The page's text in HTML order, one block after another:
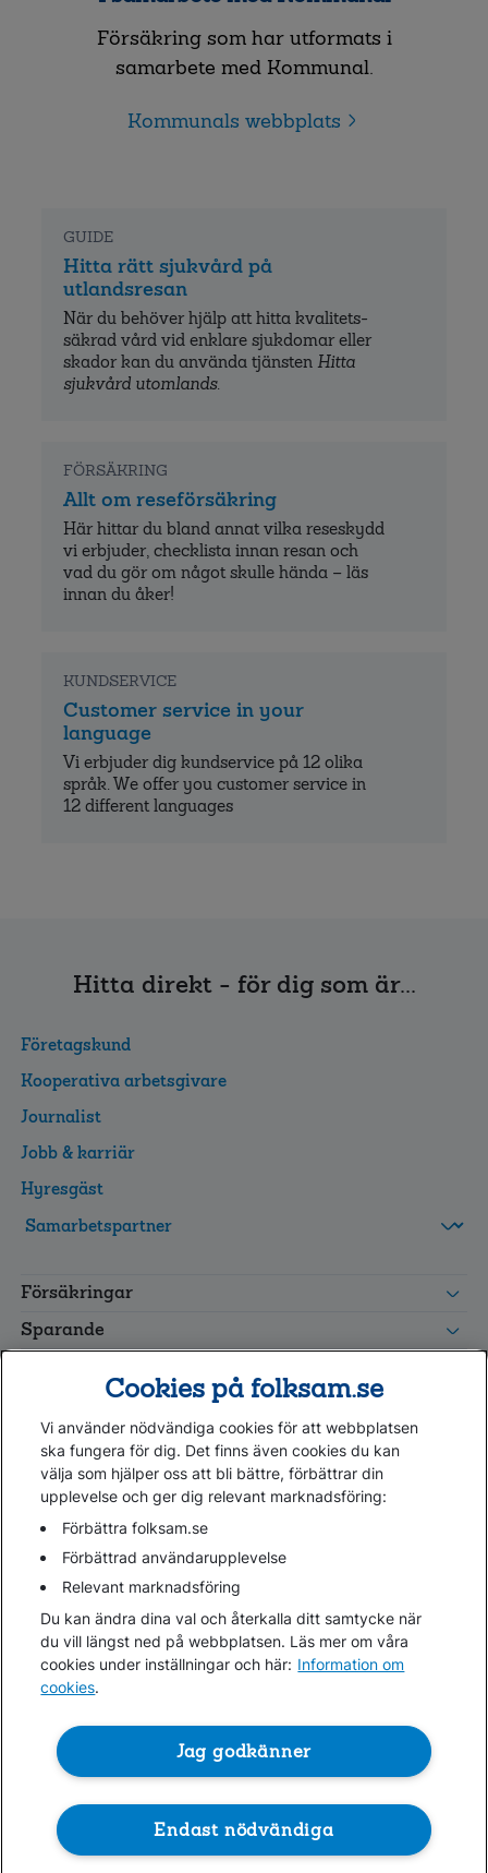
Försäkring som har utformats i
samarbete med Kommunal.
Kommunals webbplats
GUIDE
Hitta rätt sjukvård på
utlandsresan
När du behöver hjälp att hitta kvalitets­
säkrad vård vid enklare sjukdomar eller
skador kan du använda tjänsten Hitta
sjukvård utomlands.
FÖRSÄKRING
Allt om reseförsäkring
Här hittar du bland annat vilka reseskydd
vi erbjuder, checklista innan resan och
vad du gör om något skulle hända – läs
innan du åker!
KUNDSERVICE
Customer service in your
language
Vi erbjuder dig kundservice på 12 olika
språk. We offer you customer service in
12 different languages
Hitta direkt - för dig som är...
Företagskund
Kooperativa arbetsgivare
Journalist
Jobb & karriär
Hyresgäst
grupp
Leverantörswebb
Försäkringar
Sparande
Kundservice
Hjälp
Webbkarta
Cookies
Hantera cookies
Personuppgifter GDPR
Tillgänglighetsredogörelse
Om penningtvättslagen
Lättläst
Folksam ©
Cookies på folksam.se
Vi använder nödvändiga cookies för att webbplatsen
ska fungera för dig. Det finns även cookies du kan
välja som hjälper oss att bli bättre, förbättrar din
upplevelse och ger dig relevant marknadsföring:
Förbättra folksam.se
Förbättrad användarupplevelse
Relevant marknadsföring
Du kan ändra dina val och återkalla ditt samtycke när
du vill längst ned på webbplatsen. Läs mer om våra
cookies under inställningar och här: Information om
cookies.
Jag godkänner
Endast nödvändiga